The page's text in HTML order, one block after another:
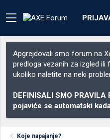
Apgrejdovali smo forum na
predloga vezanih za izgled
ukoliko naletite na neki
DEFINISALI SMO
pojaviće se automatski
Koje napajanje?